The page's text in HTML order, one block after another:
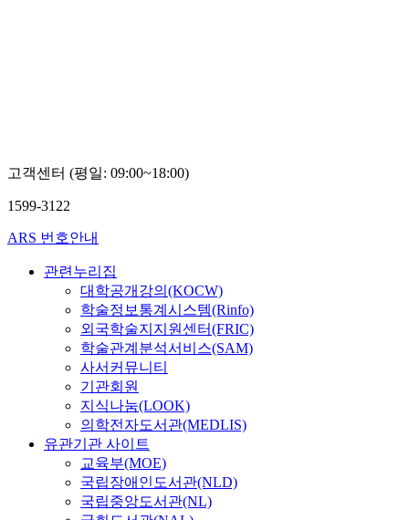
고객센터 (평일: 09:00~18:00)
1599-3122
ARS 번호안내
관련누리집
대학공개강의(KOCW)
학술정보통계시스템(Rinfo)
외국학술지지원센터(FRIC)
학술관계분석서비스(SAM)
사서커뮤니티
기관회원
지식나눔(LOOK)
의학전자도서관(MEDLIS)
유관기관 사이트
교육부(MOE)
국립장애인도서관(NLD)
국립중앙도서관(NL)